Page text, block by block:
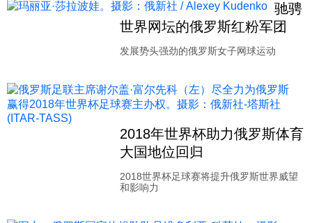
驰骋
世界网坛的俄罗斯红粉军团
发展势头强劲的俄罗斯女子网球运动
2018年世界杯助力俄罗斯体育
大国地位回归
2018世界杯足球赛将提升俄罗斯世界威望
和影响力